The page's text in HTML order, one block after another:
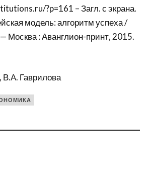
?p=161 – Загл. с экрана.
модель: алгоритм успеха /
: Аванглион-принт, 2015.
В.А. Гаврилова